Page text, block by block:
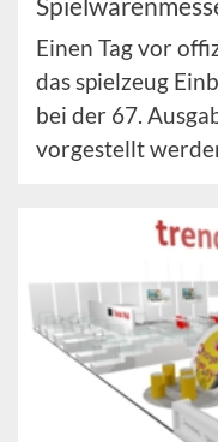
Einen Tag vor
das spielzeug
bei der 67.
vorgestellt